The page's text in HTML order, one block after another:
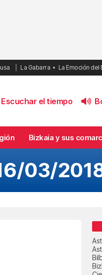
La Gabarra La Emoción del
Escuchar el tiempo
Bizkaia y sus
03/